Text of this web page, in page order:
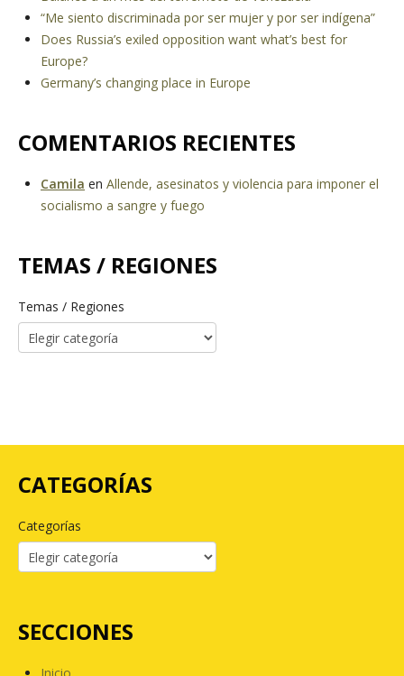
“Me siento discriminada por ser mujer y por ser indígena”
Does Russia’s exiled opposition want what’s best for
Europe?
Germany’s changing place in Europe
COMENTARIOS RECIENTES
Camila en Allende, asesinatos y violencia para imponer el
socialismo a sangre y fuego
TEMAS / REGIONES
Temas / Regiones
CATEGORÍAS
Categorías
SECCIONES